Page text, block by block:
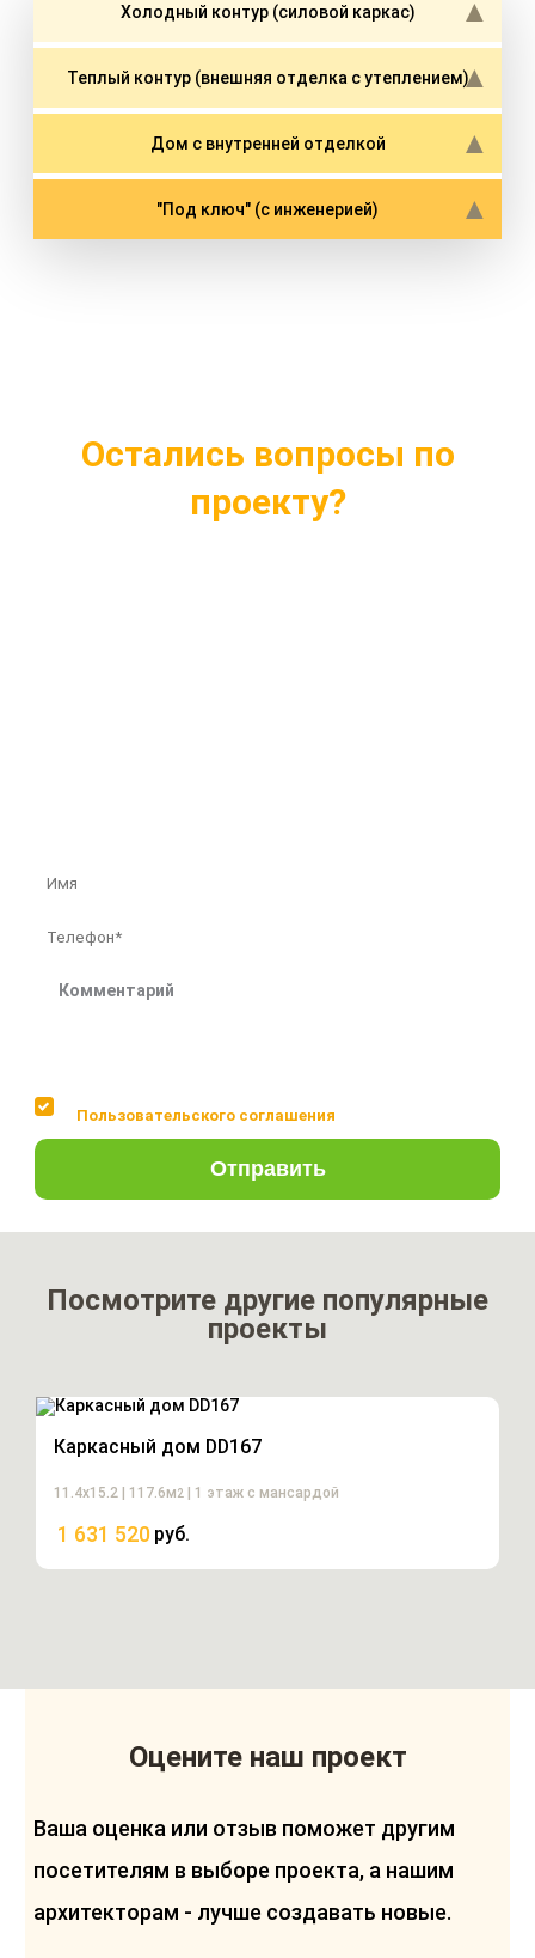
Холодный контур (силовой каркас)
Теплый контур (внешняя отделка с утеплением)
Дом с внутренней отделкой
"Под ключ" (с инженерией)
Остались вопросы по
проекту?
Пользовательского соглашения
Отправить
Посмотрите другие популярные
проекты
Каркасный дом DD167
11.4х15.2 | 117.6м2 | 1 этаж с мансардой
1 631 520 руб.
Оцените наш проект
Ваша оценка или отзыв поможет другим
посетителям в выборе проекта, а нашим
архитекторам - лучше создавать новые.